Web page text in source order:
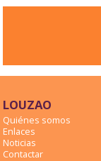
LOUZAO
Quiénes somos
Enlaces
Noticias
Contactar